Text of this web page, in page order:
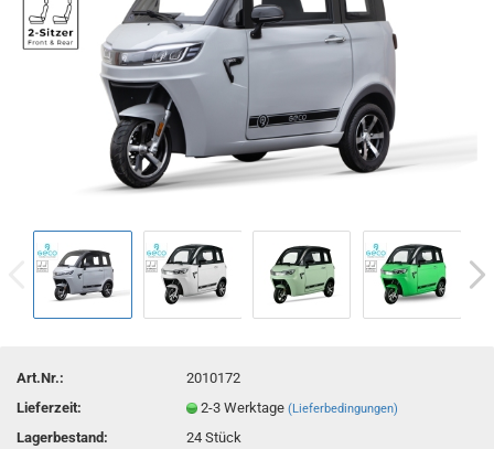
Art.Nr.:
2010172
Lieferzeit:
2-3 Werktage(Lieferbedingungen)
Lagerbestand: 24Stück